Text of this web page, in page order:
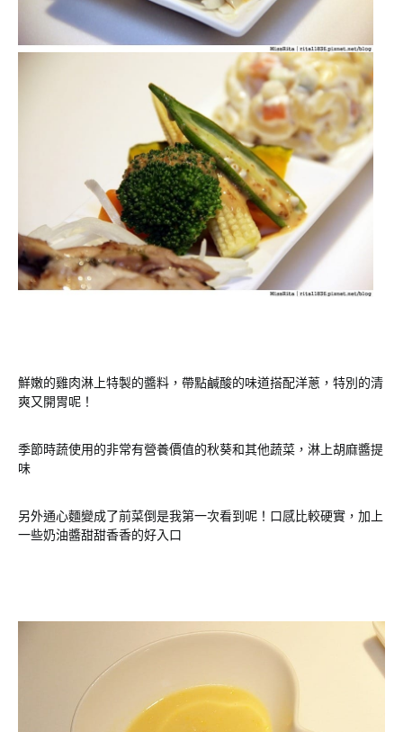
鮮嫩的雞肉淋上特製的醬料，帶點鹹酸的味道搭配洋蔥，特別的清
爽又開胃呢！
季節時蔬使用的非常有營養價值的秋葵和其他蔬菜，淋上胡麻醬提
味
另外通心麵變成了前菜倒是我第一次看到呢！口感比較硬實，加上
一些奶油醬甜甜香香的好入口